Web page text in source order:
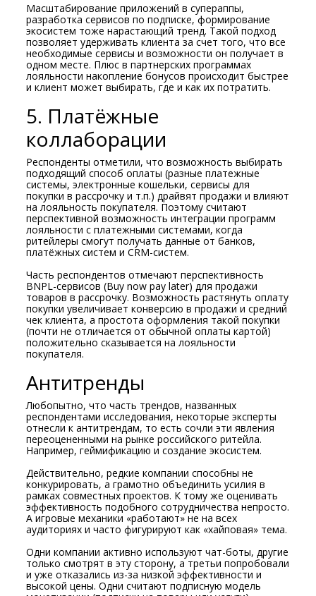
Масштабирование приложений в супераппы,
разработка сервисов по подписке, формирование
экосистем тоже нарастающий тренд. Такой подход
позволяет удерживать клиента за счет того, что все
необходимые сервисы и возможности он получает в
одном месте. Плюс в партнерских программах
лояльности накопление бонусов происходит быстрее
и клиент может выбирать, где и как их потратить.
5. Платёжные
коллаборации
Респонденты отметили, что возможность выбирать
подходящий способ оплаты (разные платежные
системы, электронные кошельки, сервисы для
покупки в рассрочку и т.п.) драйвят продажи и влияют
на лояльность покупателя. Поэтому считают
перспективной возможность интеграции программ
лояльности с платежными системами, когда
ритейлеры смогут получать данные от банков,
платёжных систем и CRM-систем.
Часть респондентов отмечают перспективность
BNPL-сервисов (Buy now pay later) для продажи
товаров в рассрочку. Возможность растянуть оплату
покупки увеличивает конверсию в продажи и средний
чек клиента, а простота оформления такой покупки
(почти не отличается от обычной оплаты картой)
положительно сказывается на лояльности
покупателя.
Антитренды
Любопытно, что часть трендов, названных
респондентами исследования, некоторые эксперты
отнесли к антитрендам, то есть сочли эти явления
переоцененными на рынке российского ритейла.
Например, геймификацию и создание экосистем.
Действительно, редкие компании способны не
конкурировать, а грамотно объединить усилия в
рамках совместных проектов. К тому же оценивать
эффективность подобного сотрудничества непросто.
А игровые механики «работают» не на всех
аудиториях и часто фигурируют как «хайповая» тема.
Одни компании активно используют чат-боты, другие
только смотрят в эту сторону, а третьи попробовали
и уже отказались из-за низкой эффективности и
высокой цены. Одни считают подписную модель